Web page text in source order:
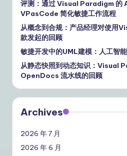
评测：通过 Visual Paradigm 的
VPasCode 简化敏捷工作流程
从概念到合规：产品经理对使用
款发起的回顾
敏捷开发中的UML建模：人工智
从静态快照到动态知识：Visual
OpenDocs 流水线的回顾
Archives
2026 年 7 月
2026 年 6 月